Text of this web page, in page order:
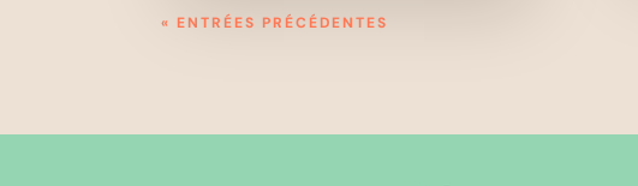
« ENTRÉES PRÉCÉDENTES